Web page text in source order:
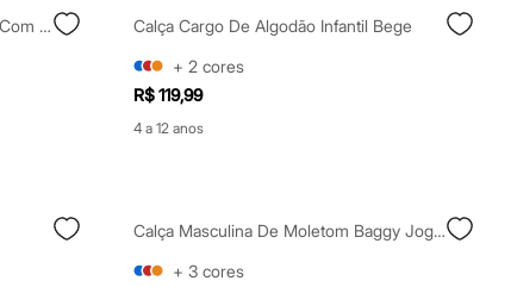
Calça Jogger Juvenil De Moletom Com Bolso Cargo Preta
Calça Cargo De Algodão Infantil Bege
+ 2 cores
R$ 119,99
4 a 12 anos
Calça Masculina De Moletom Baggy Jogger Marrom
+ 3 cores